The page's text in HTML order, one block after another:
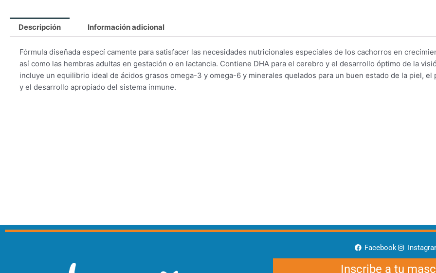
Descripción Información adicional
Fórmula diseñada especí camente para satisfacer las necesidades nutricionales especiales de los cachorros en
así como las hembras adultas en gestación o en lactancia. Contiene DHA para el cerebro y el desarrollo óptimo de la
incluye un equilibrio ideal de ácidos grasos omega-3 y omega-6 y minerales quelados para un buen estado de la piel, el
y el desarrollo apropiado del sistema inmune.
Facebook
Inscribe a tu